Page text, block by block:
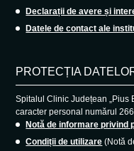
Declarații de avere și
Datele de contact ale
PROTECȚIA
Spitalul Clinic Județean „Pius
caracter personal numărul
Notă de informare privind
Condiții de utilizare (Notă